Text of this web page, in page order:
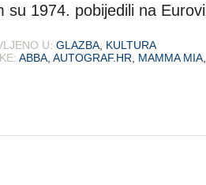
su 1974. pobijedili na
U: GLAZBA KULTURA
ABBA AUTOGRAF.HR MAMMA MIA